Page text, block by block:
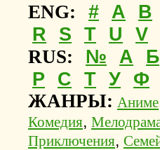
ENG: # A B
R
S T U V
RUS: № А Б
Р
С Т У Ф
ЖАНРЫ: Аниме
Комедия,
Приключения,